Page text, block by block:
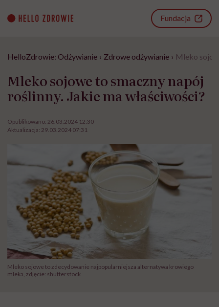
content
Fundacja
HelloZdrowie: Odżywianie › Zdrowe odżywianie › Mleko
Mleko sojowe to smaczny napój
roślinny. Jakie ma właściwości?
Opublikowano: 26.03.2024 12:30
Aktualizacja: 29.03.2024 07:31
Mleko sojowe to zdecydowanie najpopularniejsza alternatywa krowiego
mleka, zdjęcie: shutterstock